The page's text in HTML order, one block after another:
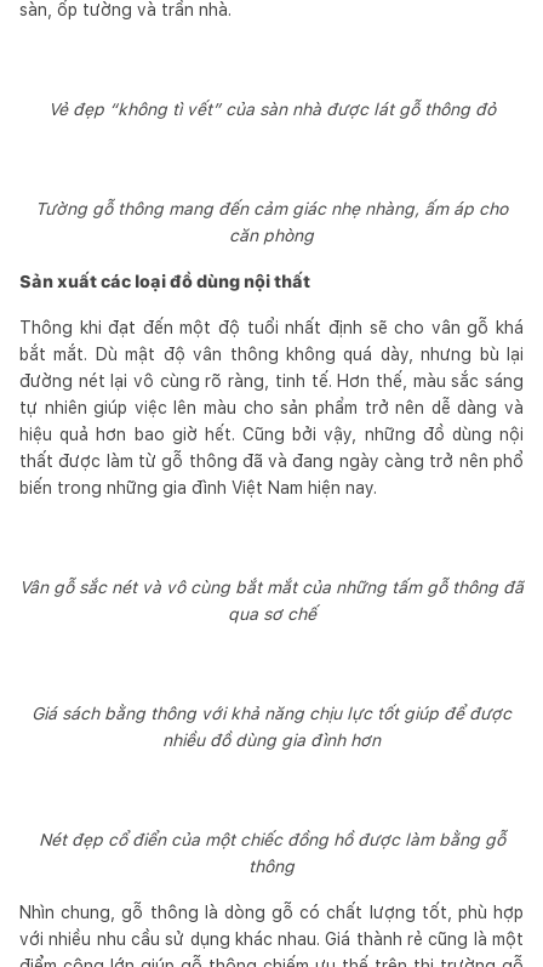
sàn, ốp tường và trần nhà.
Vẻ đẹp “không tì vết” của sàn nhà được lát gỗ thông đỏ
Tường gỗ thông mang đến cảm giác nhẹ nhàng, ấm áp cho
căn phòng
Sản xuất các loại đồ dùng nội thất
Thông khi đạt đến một độ tuổi nhất định sẽ cho vân gỗ khá
bắt mắt. Dù mật độ vân thông không quá dày, nhưng bù lại
đường nét lại vô cùng rõ ràng, tinh tế. Hơn thế, màu sắc sáng
tự nhiên giúp việc lên màu cho sản phẩm trở nên dễ dàng và
hiệu quả hơn bao giờ hết. Cũng bởi vậy, những đồ dùng nội
thất được làm từ gỗ thông đã và đang ngày càng trở nên phổ
biến trong những gia đình Việt Nam hiện nay.
Vân gỗ sắc nét và vô cùng bắt mắt của những tấm gỗ thông đã
qua sơ chế
Giá sách bằng thông với khả năng chịu lực tốt giúp để được
nhiều đồ dùng gia đình hơn
Nét đẹp cổ điển của một chiếc đồng hồ được làm bằng gỗ
thông
Nhìn chung, gỗ thông là dòng gỗ có chất lượng tốt, phù hợp
với nhiều nhu cầu sử dụng khác nhau. Giá thành rẻ cũng là một